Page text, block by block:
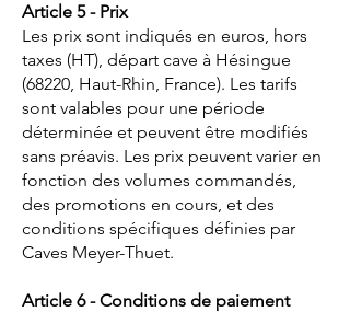
Article 5 - Prix
Les prix sont indiqués en euros, hors
taxes (HT), départ cave à Hésingue
(68220, Haut-Rhin, France). Les tarifs
sont valables pour une période
déterminée et peuvent être modifiés
sans préavis. Les prix peuvent varier en
fonction des volumes commandés,
des promotions en cours, et des
conditions spécifiques définies par
Caves Meyer-Thuet.
Article 6 - Conditions de paiement